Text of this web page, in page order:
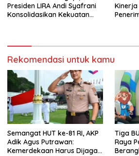
Presiden LIRA Andi Syafrani
Konsolidasikan Kekuatan
Rekomendasi untuk kamu
Semangat HUT ke-81 RI, AKP
Adik Agus Putrawan:
Kemerdekaan Harus Dijaga
Tiga
Raya